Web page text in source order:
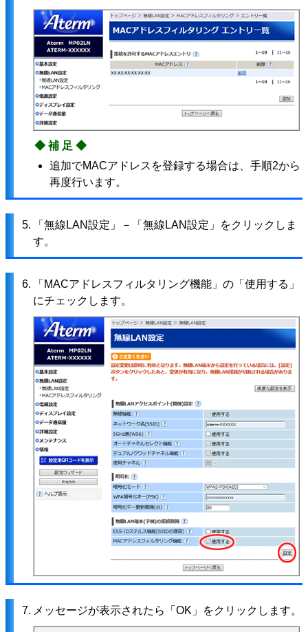
◆補足◆
追加でMACアドレスを登録する場合は、手順2から
再度行います。
5.
「無線LAN設定」－「無線LAN設定」をクリックしま
す。
6.
「MACアドレスフィルタリング機能」の「使用する」
にチェックします。
7. メッセージが表示されたら「OK」をクリックします。